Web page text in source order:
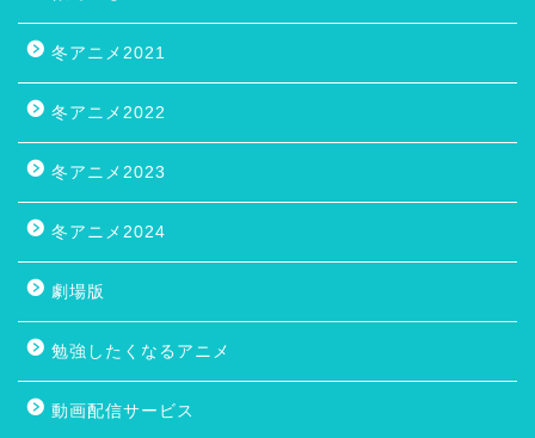
冬アニメ2021
冬アニメ2022
冬アニメ2023
冬アニメ2024
劇場版
勉強したくなるアニメ
動画配信サービス